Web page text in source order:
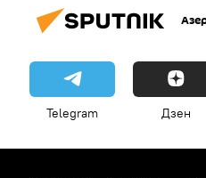
Telegram Дзен